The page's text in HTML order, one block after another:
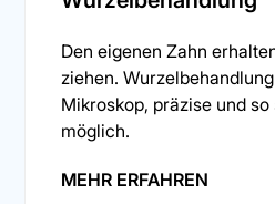
Den eigenen Zahn
ziehen.
Mikroskop, präzise und
möglich.
MEHR ERFAHREN